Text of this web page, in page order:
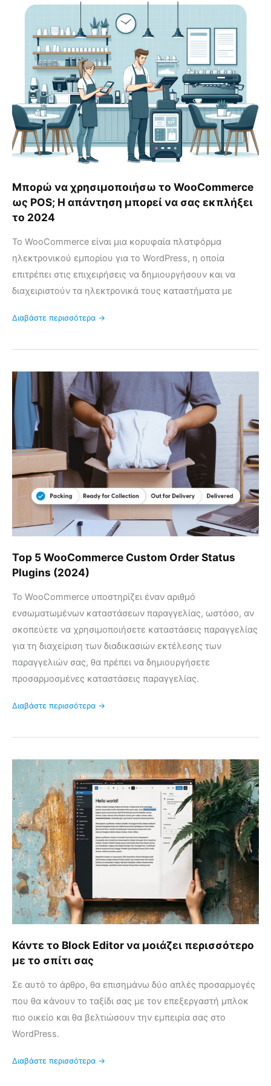
Μπορώ να χρησιμοποιήσω το WooCommerce
ως POS; Η απάντηση μπορεί να σας εκπλήξει
το 2024
Το WooCommerce είναι μια κορυφαία πλατφόρμα
ηλεκτρονικού εμπορίου για το WordPress, η οποία
επιτρέπει στις επιχειρήσεις να δημιουργήσουν και να
διαχειριστούν τα ηλεκτρονικά τους καταστήματα με
Μπορώ
χρησιμοποιήσω
WooCommerce
POS;
Η
απάντηση
μπορεί
να
το
2024
Διαβάστε περισσότερα →
Top 5 WooCommerce Custom Order Status
Plugins (2024)
Το WooCommerce υποστηρίζει έναν αριθμό
ενσωματωμένων καταστάσεων παραγγελίας, ωστόσο, αν
σκοπεύετε να χρησιμοποιήσετε καταστάσεις παραγγελίας
για τη διαχείριση των διαδικασιών εκτέλεσης των
παραγγελιών σας, θα πρέπει να δημιουργήσετε
προσαρμοσμένες καταστάσεις παραγγελίας.
Top
5
WooCommerce
Custom
Order
Status
(2024)
Διαβάστε περισσότερα →
Κάντε το Block Editor να μοιάζει περισσότερο
με το σπίτι σας
Σε αυτό το άρθρο, θα επισημάνω δύο απλές προσαρμογές
που θα κάνουν το ταξίδι σας με τον επεξεργαστή μπλοκ
πιο οικείο και θα βελτιώσουν την εμπειρία σας στο
WordPress.
Κάντε
το
Block
Editor
να
μοιάζει
περισσότερο
με
το
σπίτι
σας
Διαβάστε περισσότερα →